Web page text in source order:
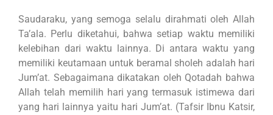
Saudaraku, yang semoga selalu dirahmati oleh Allah
Ta’ala. Perlu diketahui, bahwa setiap waktu memiliki
kelebihan dari waktu lainnya. Di antara waktu yang
memiliki keutamaan untuk beramal sholeh adalah hari
Jum’at. Sebagaimana dikatakan oleh Qotadah bahwa
Allah telah memilih hari yang termasuk istimewa dari
yang hari lainnya yaitu hari Jum’at. (Tafsir Ibnu Katsir,